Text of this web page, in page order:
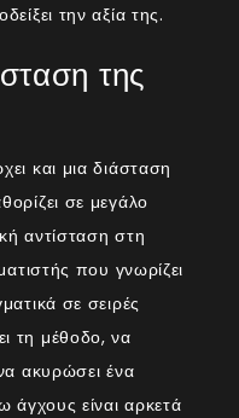
την αξία της.
της
και μια διάσταση
σε μεγάλο
αντίσταση στη
που γνωρίζει
σε σειρές
τη μέθοδο, να
ακυρώσει ένα
άγχους είναι αρκετά